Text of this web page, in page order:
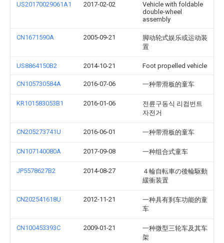
US20170029061A1 2017-02-02
Vehicle with foldable
double-wheel
assembly
CN1671590A 2005-09-21
脚动轮式娱乐或运动装
置
US8864150B2 2014-10-21 Foot propelled vehicle
CN105730584A 2016-07-06 一种带滑板的童车
KR101583053B1 2016-01-06
전륜구동식 리컴번트
자전거
CN205273741U 2016-06-01 一种带滑板的童车
CN107140080A 2017-09-08 一种组合式童车
JP5578627B2 2014-08-27
４輪自転車の後輪駆動
緩衝装置
CN202541618U 2012-11-21
一种具有刹车功能的童
车
CN100453393C 2009-01-21
一种微型三轮车及其车
架